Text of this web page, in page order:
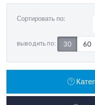
Сортировать по:
выводить по: 30 60